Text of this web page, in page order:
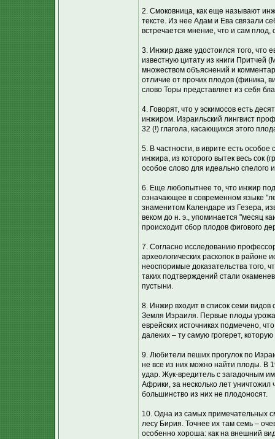
2. Смоковница, как еще называют
тексте. Из нее Адам и Ева связали
встречается мнение, что и сам
3. Инжир даже удостоился того, что
известную цитату из книги Притчей
множеством объяснений и
отличие от прочих плодов (финика,
слово Торы представляет из себя
4. Говорят, что у эскимосов есть
инжиром. Израильский лингвист
32 (!) глагола, касающихся этого
5. В частности, в иврите есть
инжира, из которого вытек весь сок
особое слово для идеально спелого
6. Еще любопытнее то, что инжир
означающее в современном языке
знаменитом Календаре из Гезера,
веком до н. э., упоминается "месяц
происходит сбор плодов фигового
7. Согласно исследованию
археологических раскопок в районе
неоспоримые доказательства того,
таких подтверждений стали
пустыни.
8. Инжир входит в список семи видов
Земля Израиля. Первые плоды
еврейских источниках подмечено,
далеких – ту самую грогерет,
9. Любители пеших прогулок по
не все из них можно найти плоды. В
удар. Жук-вредитель с загадочным
Африки, за несколько лет
большинство из них не плодоносят.
10. Одна из самых примечательных
лесу Бирия. Точнее их там семь –
особенно хороша: как на внешний